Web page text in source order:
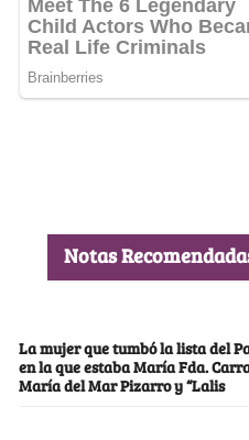
Notas
La mujer que tumbó la lista del
en la que estaba María Fda.
María del Mar Pizarro y “Lalis